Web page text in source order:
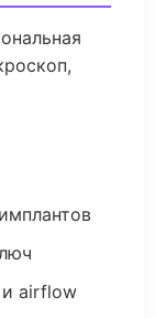
и airflow